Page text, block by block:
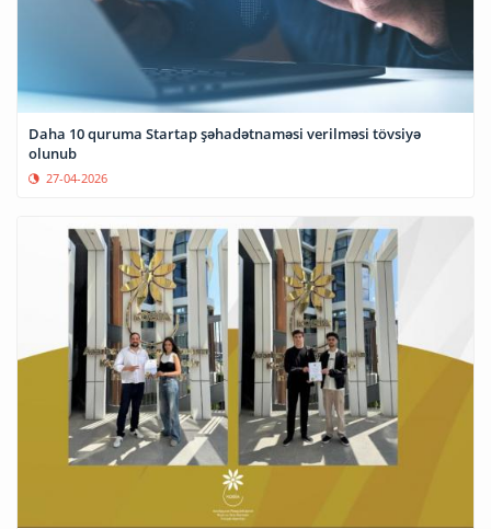
Daha 10 quruma Startap şəhadətnaməsi verilməsi tövsiyə
olunub
27-04-2026